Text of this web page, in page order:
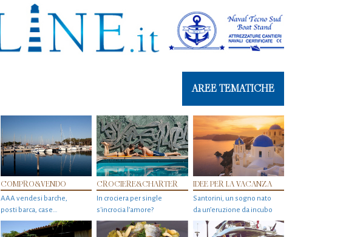
AREE TEMATICHE
COMPRO&VENDO
AAA vendesi barche,
posti barca, case…
CROCIERE&CHARTER
In crociera per single
s'incrocia l’amore?
IDEE PER LA VACANZA
Santorini, un sogno nato
da un’eruzione da incubo